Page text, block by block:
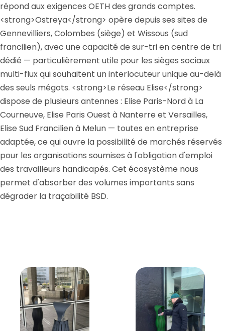
répond aux exigences OETH des grands comptes.
<strong>Ostreya</strong> opère depuis ses sites de
Gennevilliers, Colombes (siège) et Wissous (sud
francilien), avec une capacité de sur-tri en centre de tri
dédié — particulièrement utile pour les sièges sociaux
multi-flux qui souhaitent un interlocuteur unique au-delà
des seuls mégots. <strong>Le réseau Elise</strong>
dispose de plusieurs antennes : Elise Paris-Nord à La
Courneuve, Elise Paris Ouest à Nanterre et Versailles,
Elise Sud Francilien à Melun — toutes en entreprise
adaptée, ce qui ouvre la possibilité de marchés réservés
pour les organisations soumises à l'obligation d'emploi
des travailleurs handicapés. Cet écosystème nous
permet d'absorber des volumes importants sans
dégrader la traçabilité BSD.